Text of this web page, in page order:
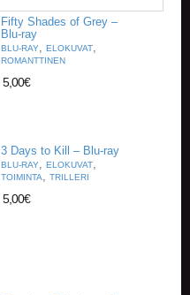
Fifty Shades of Grey –
Blu-ray
BLU-RAY, ELOKUVAT,
ROMANTTINEN
5,00€
3 Days to Kill – Blu-ray
BLU-RAY, ELOKUVAT,
TOIMINTA, TRILLERI
5,00€